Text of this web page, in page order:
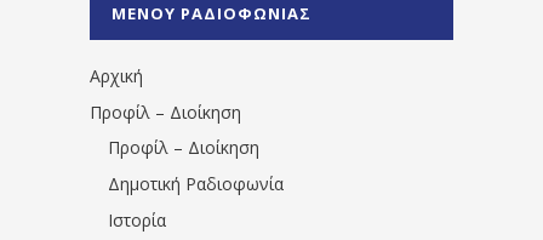
1531194763766854/" artist="" ]
ΜΕΝΟΥ ΡΑΔΙΟΦΩΝΙΑΣ
Αρχική
Προφίλ – Διοίκηση
Προφίλ – Διοίκηση
Δημοτική Ραδιοφωνία
Ιστορία